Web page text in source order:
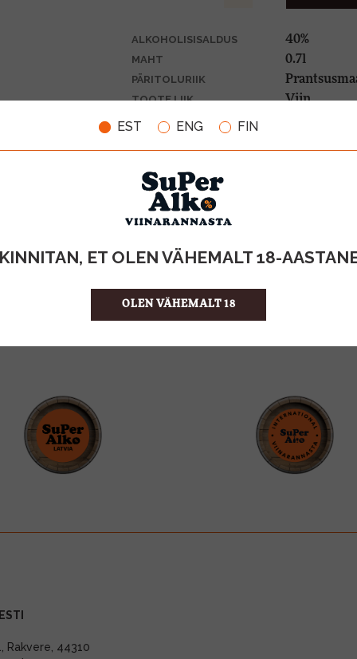
EST ENG FIN
ET OLEN VÄHEMALT 18-
OLEN VÄHEMALT 18
ALKOHOLISISALDUS 40%
MAHT 0.7l
PÄRITOLURIIK
TOOTE LIIK Viin
ÜHIKU HIND
Rakvere, 44310